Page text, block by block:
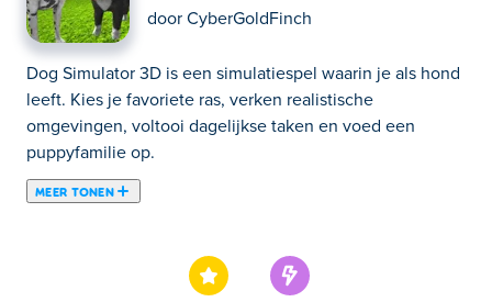
door CyberGoldFinch
Dog Simulator 3D is een simulatiespel waarin je als hond
leeft. Kies je favoriete ras, verken realistische
omgevingen, voltooi dagelijkse taken en voed een
puppyfamilie op.
MEER TONEN